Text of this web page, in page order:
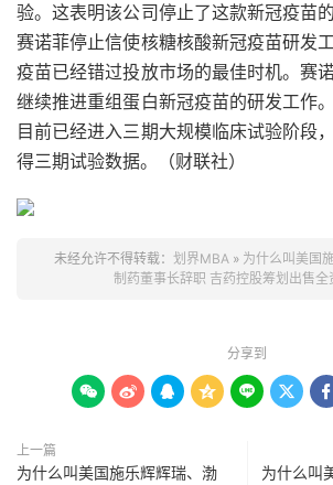
验。这表明该公司停止了这款新冠疫苗
赛诺菲停止信使核糖核酸新冠疫苗研发
疫苗已经错过投放市场的最佳时机。赛
继续推进重组蛋白新冠疫苗的研发工作
目前已经进入三期大规模临床试验阶段
得三期试验数据。（财联社）
未经允许不得转载： 划界MBA» 为什么叫美国
制药董事长辞职 吉药控股筹划出售全
分享到
      
上一篇
为什么叫美国施乐辉辉瑞、渤
为什么叫